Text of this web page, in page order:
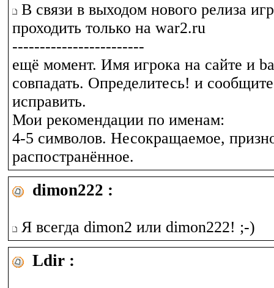
В связи в выходом нового релиза
проходить только на war2.ru
------------------------
ещё момент. Имя игрока на сайте и
совпадать. Определитесь! и
исправить.
Мои рекомендации по именам:
4-5 символов. Несокращаемое,
распостранённое.
dimon222 :
Я всегда dimon2 или dimon222! ;-)
Ldir :